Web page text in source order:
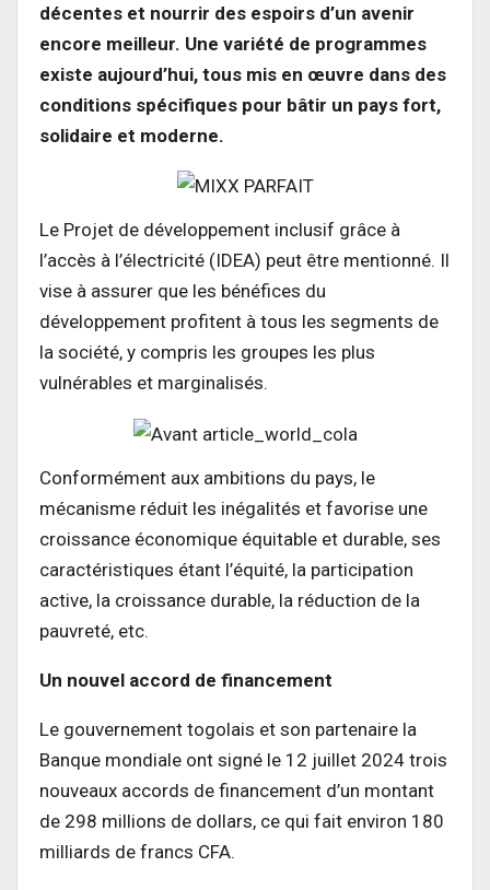
décentes et nourrir des espoirs d’un avenir
encore meilleur. Une variété de programmes
existe aujourd’hui, tous mis en œuvre dans des
conditions spécifiques pour bâtir un pays fort,
solidaire et moderne.
Le Projet de développement inclusif grâce à
l’accès à l’électricité (IDEA) peut être mentionné. Il
vise à assurer que les bénéfices du
développement profitent à tous les segments de
la société, y compris les groupes les plus
vulnérables et marginalisés.
Conformément aux ambitions du pays, le
mécanisme réduit les inégalités et favorise une
croissance économique équitable et durable, ses
caractéristiques étant l’équité, la participation
active, la croissance durable, la réduction de la
pauvreté, etc.
Un nouvel accord de financement
Le gouvernement togolais et son partenaire la
Banque mondiale ont signé le 12 juillet 2024 trois
nouveaux accords de financement d’un montant
de 298 millions de dollars, ce qui fait environ 180
milliards de francs CFA.